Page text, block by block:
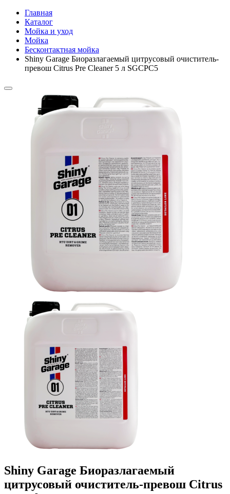
Главная
Каталог
Мойка и уход
Мойка
Бесконтактная мойка
Shiny Garage Биоразлагаемый цитрусовый очиститель-
превош Citrus Pre Cleaner 5 л SGCPC5
Shiny Garage Биоразлагаемый
цитрусовый очиститель-превош Citrus